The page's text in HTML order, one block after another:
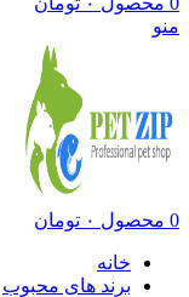
منو
0 محصول ۰ تومان
خانه
برند های محبوب